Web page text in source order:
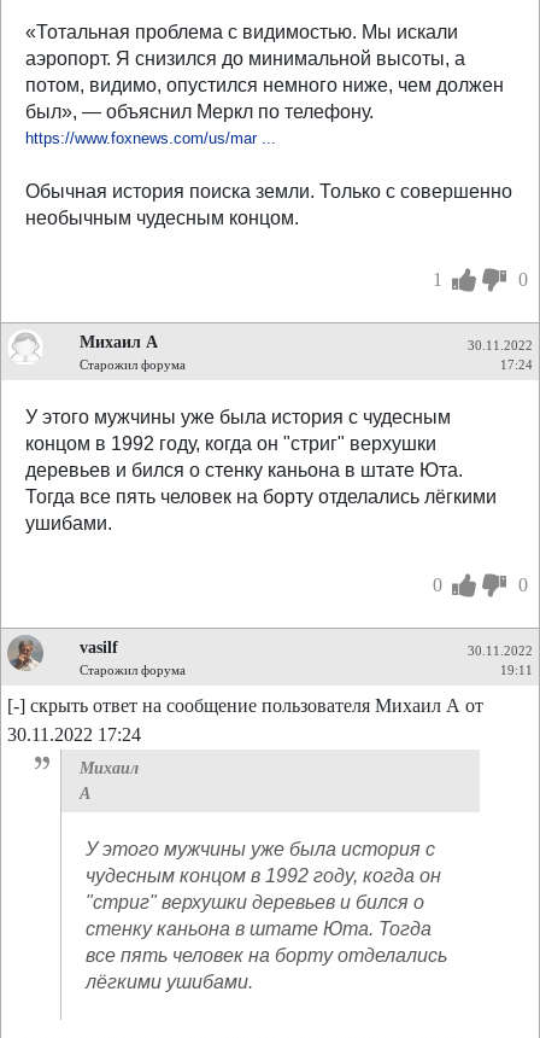
«Тотальная проблема с видимостью. Мы искали
аэропорт. Я снизился до минимальной высоты, а
потом, видимо, опустился немного ниже, чем должен
был», — объяснил Меркл по телефону.
https://www.foxnews.com/us/mar ...
Обычная история поиска земли. Только с совершенно
необычным чудесным концом.
1 0
Михаил А
Старожил форума
30.11.2022
17:24
У этого мужчины уже была история с чудесным
концом в 1992 году, когда он "стриг" верхушки
деревьев и бился о стенку каньона в штате Юта.
Тогда все пять человек на борту отделались лёгкими
ушибами.
0 0
vasilf
Старожил форума
30.11.2022
19:11
[-] скрыть ответ на сообщение пользователя Михаил А от
30.11.2022 17:24
Михаил
А
У этого мужчины уже была история с
чудесным концом в 1992 году, когда он
"стриг" верхушки деревьев и бился о
стенку каньона в штате Юта. Тогда
все пять человек на борту отделались
лёгкими ушибами.